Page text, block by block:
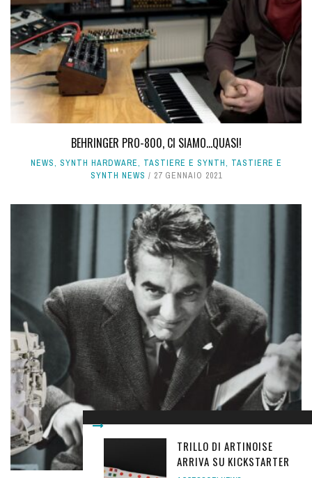
BEHRINGER PRO-800, CI SIAMO...QUASI!
NEWS, SYNTH HARDWARE, TASTIERE E SYNTH, TASTIERE E
SYNTH NEWS
27 GENNAIO 2021
TRILLO DI ARTINOISE
ARRIVA SU KICKSTARTER